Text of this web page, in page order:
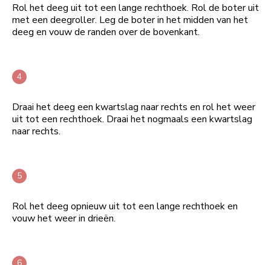
Rol het deeg uit tot een lange rechthoek. Rol de boter uit
met een deegroller. Leg de boter in het midden van het
deeg en vouw de randen over de bovenkant.
Draai het deeg een kwartslag naar rechts en rol het weer
uit tot een rechthoek. Draai het nogmaals een kwartslag
naar rechts.
Rol het deeg opnieuw uit tot een lange rechthoek en
vouw het weer in drieën.